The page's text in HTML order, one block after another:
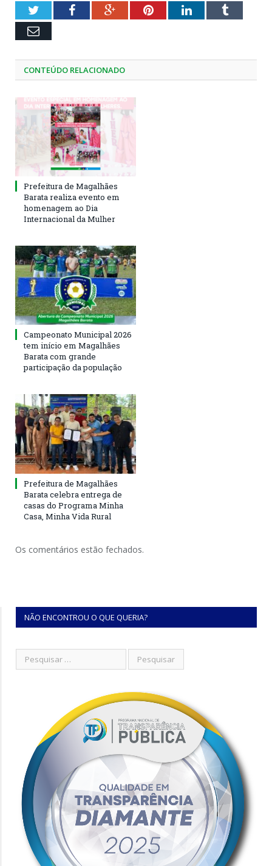
TwitterFacebookGoogle+PinterestLinkedInTumblr
Email
CONTEÚDO RELACIONADO
Prefeitura de Magalhães
Barata realiza evento em
homenagem ao Dia
Internacional da Mulher
Campeonato Municipal 2026
tem início em Magalhães
Barata com grande
participação da população
Prefeitura de Magalhães
Barata celebra entrega de
casas do Programa Minha
Casa, Minha Vida Rural
Os comentários estão fechados.
NÃO ENCONTROU O QUE QUERIA?